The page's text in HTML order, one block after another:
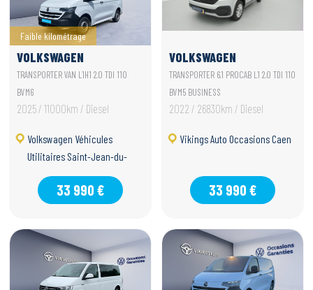
Faible kilométrage
VOLKSWAGEN
UTILITAIRES
TRANSPORTER VAN
TRANSPORTER VAN L1H1 2.0 TDI 110
BVM6
2025 / 11000km / Diesel
Volkswagen Véhicules
Utilitaires Saint-Jean-du-
Cardonnay
33 990 €
VOLKSWAGEN
UTILITAIRES
TRANSPORTER 6.1
PROCAB
TRANSPORTER 6.1 PROCAB L1 2.0 TDI 110
BVM5 BUSINESS
2022 / 26830km / Diesel
Vikings Auto Occasions Caen
33 990 €